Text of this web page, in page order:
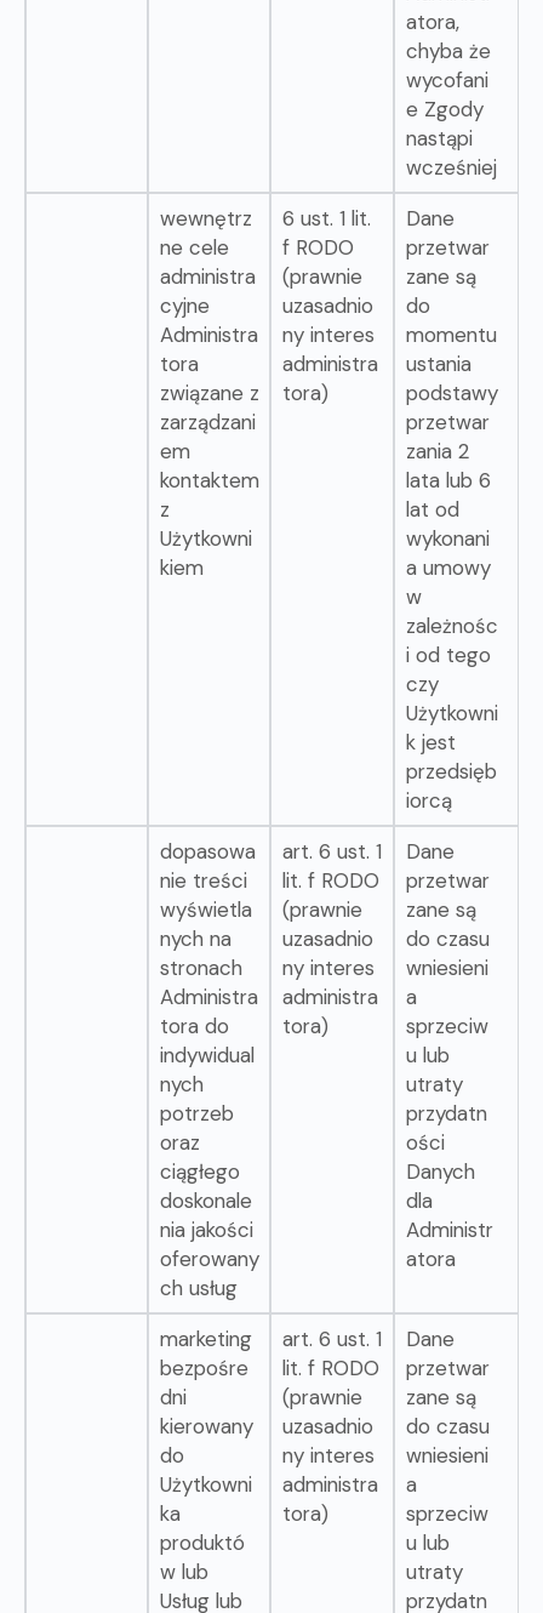
atora,
chyba że
wycofani
e Zgody
nastąpi
wcześniej
wewnętrz
ne cele
administra
cyjne
Administra
tora
związane z
zarządzani
em
kontaktem
z
Użytkowni
kiem
6 ust. 1 lit.
f RODO
(prawnie
uzasadnio
ny interes
administra
tora)
Dane
przetwar
zane są
do
momentu
ustania
podstawy
przetwar
zania 2
lata lub 6
lat od
wykonani
a umowy
w
zależnośc
i od tego
czy
Użytkowni
k jest
przedsięb
iorcą
dopasowa
nie treści
wyświetla
nych na
stronach
Administra
tora do
indywidual
nych
potrzeb
oraz
ciągłego
doskonale
nia jakości
oferowany
ch usług
art. 6 ust. 1
lit. f RODO
(prawnie
uzasadnio
ny interes
administra
tora)
Dane
przetwar
zane są
do czasu
wniesieni
a
sprzeciw
u lub
utraty
przydatn
ości
Danych
dla
Administr
atora
marketing
bezpośre
dni
kierowany
do
Użytkowni
ka
produktó
w lub
Usług lub
art. 6 ust. 1
lit. f RODO
(prawnie
uzasadnio
ny interes
administra
tora)
Dane
przetwar
zane są
do czasu
wniesieni
a
sprzeciw
u lub
utraty
przydatn